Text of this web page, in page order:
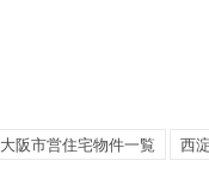
大阪市営住宅物件一覧 西